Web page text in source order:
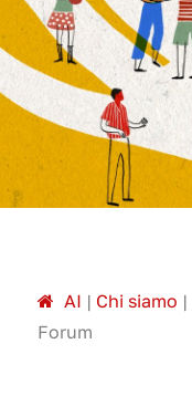
AI | Chi siamo |
Forum